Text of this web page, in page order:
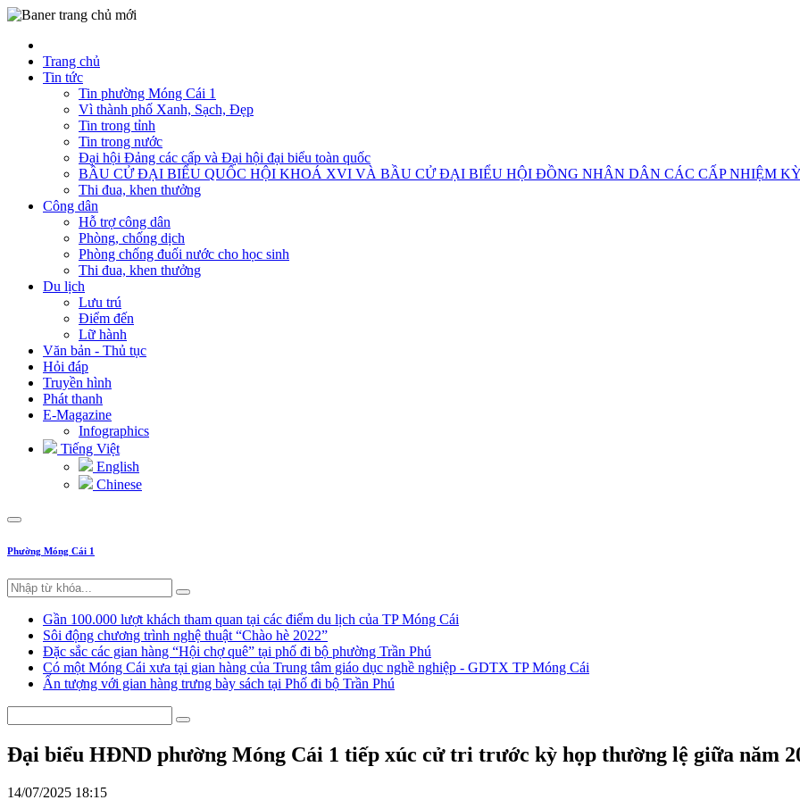
Trang chủ
Tin tức
Tin phường Móng Cái 1
Vì thành phố Xanh, Sạch, Đẹp
Tin trong tỉnh
Tin trong nước
Đại hội Đảng các cấp và Đại hội đại biểu toàn quốc
BẦU CỬ ĐẠI BIỂU QUỐC HỘI KHOÁ XVI VÀ BẦU CỬ ĐẠI BIỂU HỘI ĐỒNG NHÂN DÂN CÁC CẤP NHIỆM KỲ
Thi đua, khen thưởng
Công dân
Hỗ trợ công dân
Phòng, chống dịch
Phòng chống đuối nước cho học sinh
Thi đua, khen thưởng
Du lịch
Lưu trú
Điểm đến
Lữ hành
Văn bản - Thủ tục
Hỏi đáp
Truyền hình
Phát thanh
E-Magazine
Infographics
Tiếng Việt
English
Chinese
Phường Móng Cái 1
Gần 100.000 lượt khách tham quan tại các điểm du lịch của TP Móng Cái
Sôi động chương trình nghệ thuật “Chào hè 2022”
Đặc sắc các gian hàng “Hội chợ quê” tại phố đi bộ phường Trần Phú
Có một Móng Cái xưa tại gian hàng của Trung tâm giáo dục nghề nghiệp - GDTX TP Móng Cái
Ấn tượng với gian hàng trưng bày sách tại Phố đi bộ Trần Phú
Đại biểu HĐND phường Móng Cái 1 tiếp xúc cử tri trước kỳ họp thường lệ giữa năm
14/07/2025 18:15